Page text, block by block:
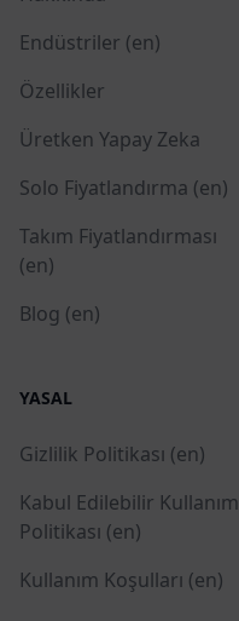
Endüstriler (en)
Özellikler
Üretken Yapay Zeka
Solo Fiyatlandırma (en)
Takım Fiyatlandırması
(en)
Blog (en)
YASAL
Gizlilik Politikası (en)
Kabul Edilebilir Kullanım
Politikası (en)
Kullanım Koşulları (en)